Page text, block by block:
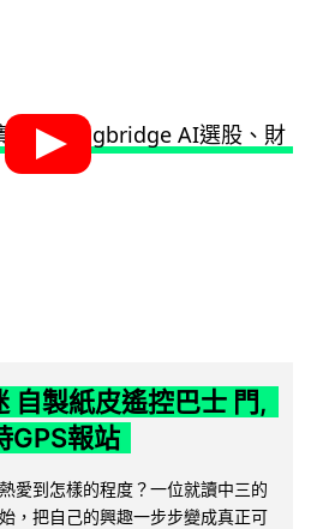
自製紙皮遙控巴士 門,
GPS報站
愛到怎樣的程度？一位就讀中三的
，把自己的興趣一步步變成真正可